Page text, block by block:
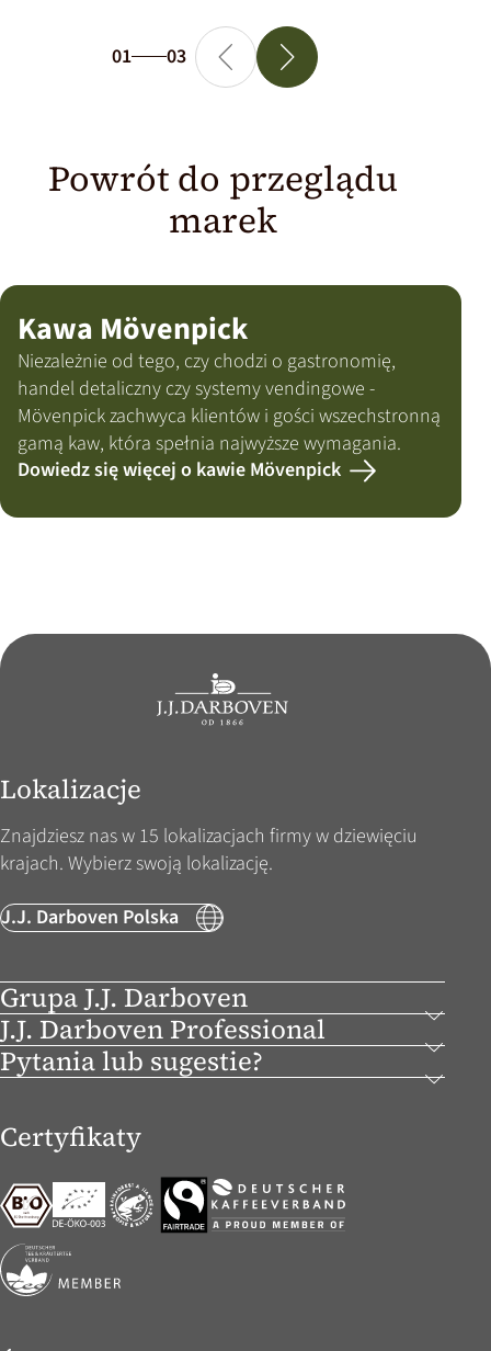
01 03
Powrót do przeglądu
marek
Kawa Mövenpick
Niezależnie od tego, czy chodzi o gastronomię,
handel detaliczny czy systemy vendingowe -
Mövenpick zachwyca klientów i gości wszechstronną
gamą kaw, która spełnia najwyższe wymagania.
Dowiedz się więcej o kawie Mövenpick
Grupa J.J. Darboven
Lokalizacje
Znajdziesz nas w 15 lokalizacjach firmy w dziewięciu
krajach. Wybierz swoją lokalizację.
J.J. Darboven Polska
J.J. Darboven Professional
Pytania lub sugestie?
Certyfikaty